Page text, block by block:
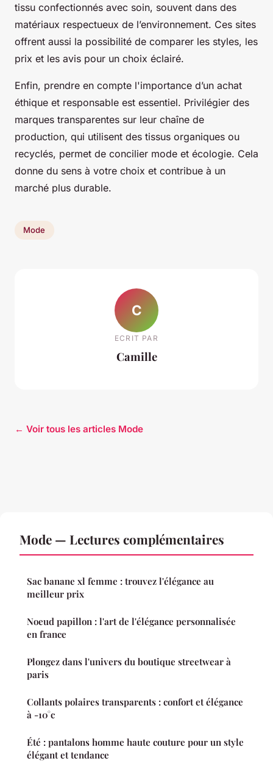
tissu confectionnés avec soin, souvent dans des
matériaux respectueux de l’environnement. Ces sites
offrent aussi la possibilité de comparer les styles, les
prix et les avis pour un choix éclairé.
Enfin, prendre en compte l'importance d’un achat
éthique et responsable est essentiel. Privilégier des
marques transparentes sur leur chaîne de
production, qui utilisent des tissus organiques ou
recyclés, permet de concilier mode et écologie. Cela
donne du sens à votre choix et contribue à un
marché plus durable.
Mode
C
ECRIT PAR
Camille
← Voir tous les articles Mode
Mode — Lectures complémentaires
Sac banane xl femme : trouvez l'élégance au
meilleur prix
Noeud papillon : l'art de l'élégance personnalisée
en france
Plongez dans l'univers du boutique streetwear à
paris
Collants polaires transparents : confort et élégance
à -10°c
Été : pantalons homme haute couture pour un style
élégant et tendance